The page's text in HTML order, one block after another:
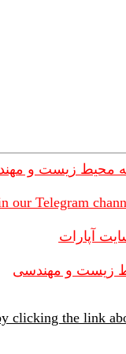
محیط زیست و
our Telegram
آپارات
زیست و مهندسی
clicking the link